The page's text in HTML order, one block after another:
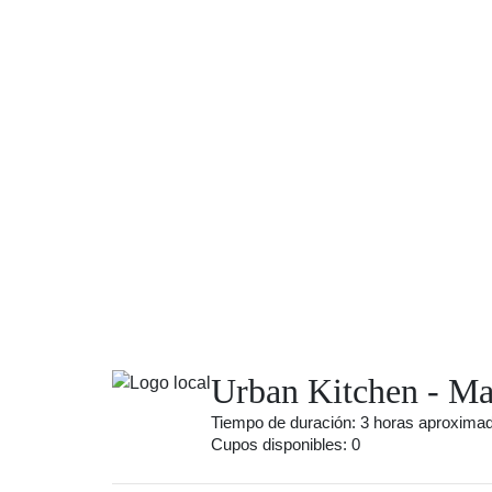
Urban Kitchen -
Tiempo de duración: 3 horas
Cupos disponibles: 0